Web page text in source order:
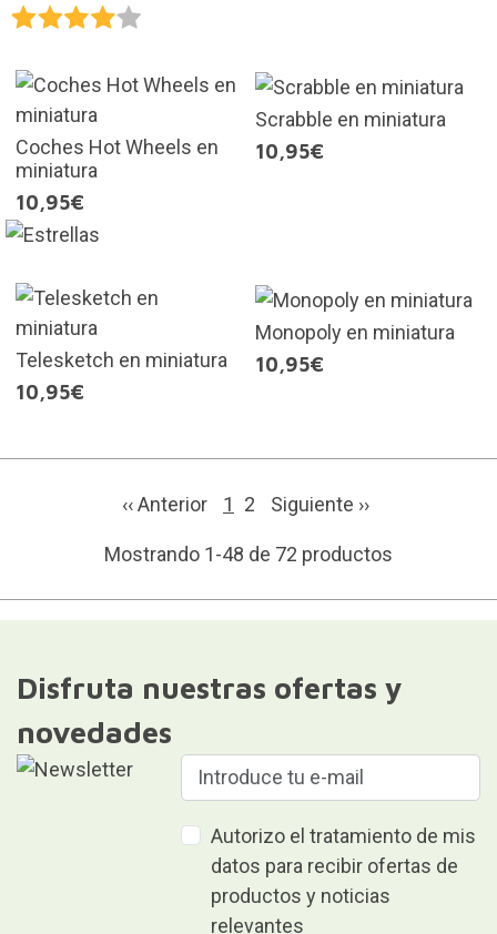
Coches Hot Wheels en
miniatura
10,95€
Scrabble en miniatura
10,95€
Telesketch en miniatura
10,95€
Monopoly en miniatura
10,95€
‹‹ Anterior 1 2 Siguiente ››
Mostrando 1-48 de 72 productos
Disfruta nuestras ofertas y
novedades
Autorizo el tratamiento de mis
datos para recibir ofertas de
productos y noticias
relevantes